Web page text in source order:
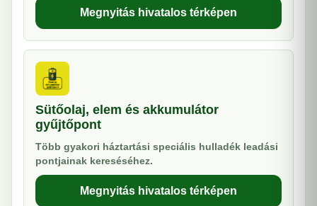
Megnyitás hivatalos térképen
Sütőolaj, elem és akkumulátor
gyűjtőpont
Több gyakori háztartási speciális hulladék leadási
pontjainak kereséséhez.
Megnyitás hivatalos térképen